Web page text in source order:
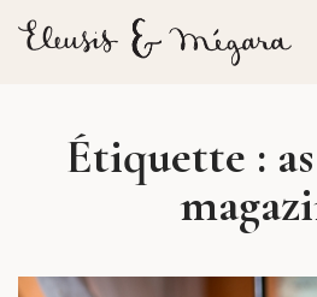
Étiquette :